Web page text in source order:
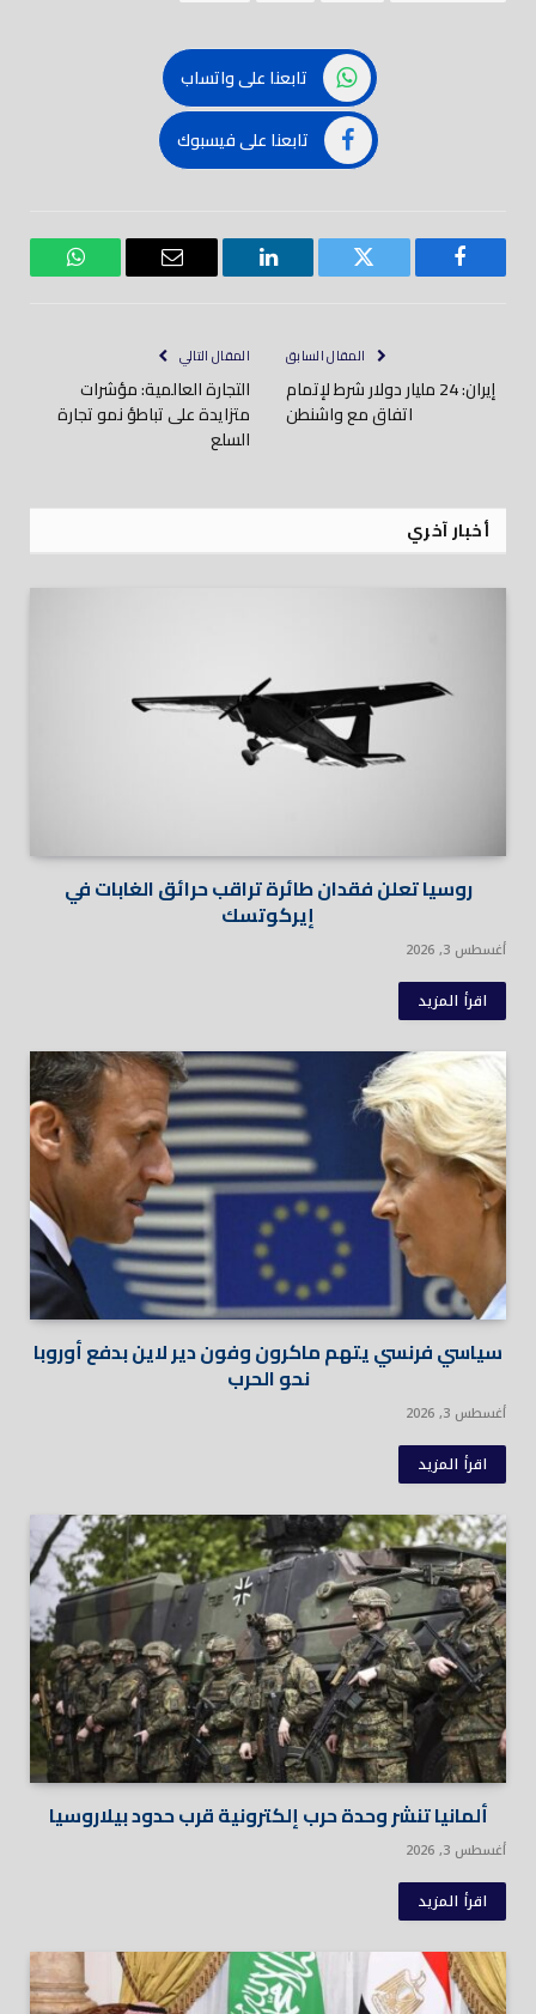
تابعنا على واتساب
تابعنا على فيسبوك
فيسبوك تويتر لينكدود
بريد
واتساب
المقال السابق
إيران: 24 مليار دولار شرط لإتمام
اتفاق مع واشنطن
المقال التالي
التجارة العالمية: مؤشرات
متزايدة على تباطؤ نمو تجارة
السلع
أخبار آخري
روسيا تعلن فقدان طائرة تراقب حرائق الغابات في
إيركوتسك
أغسطس 3, 2026
اقرأ المزيد
سياسي فرنسي يتهم ماكرون وفون دير لاين بدفع أوروبا
نحو الحرب
أغسطس 3, 2026
اقرأ المزيد
ألمانيا تنشر وحدة حرب إلكترونية قرب حدود بيلاروسيا
أغسطس 3, 2026
اقرأ المزيد